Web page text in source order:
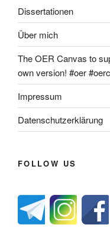
Dissertationen
Über mich
The OER Canvas to
own version! #oer
Impressum
Datenschutzerklärung
FOLLOW US